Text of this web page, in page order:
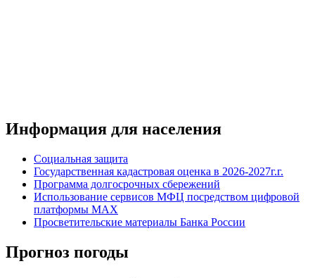
Информация для населения
Социальная защита
Государственная кадастровая оценка в 2026-2027г.г.
Программа долгосрочных сбережений
Использование сервисов МФЦ посредством цифровой
платформы MAX
Просветительские материалы Банка России
Прогноз погоды